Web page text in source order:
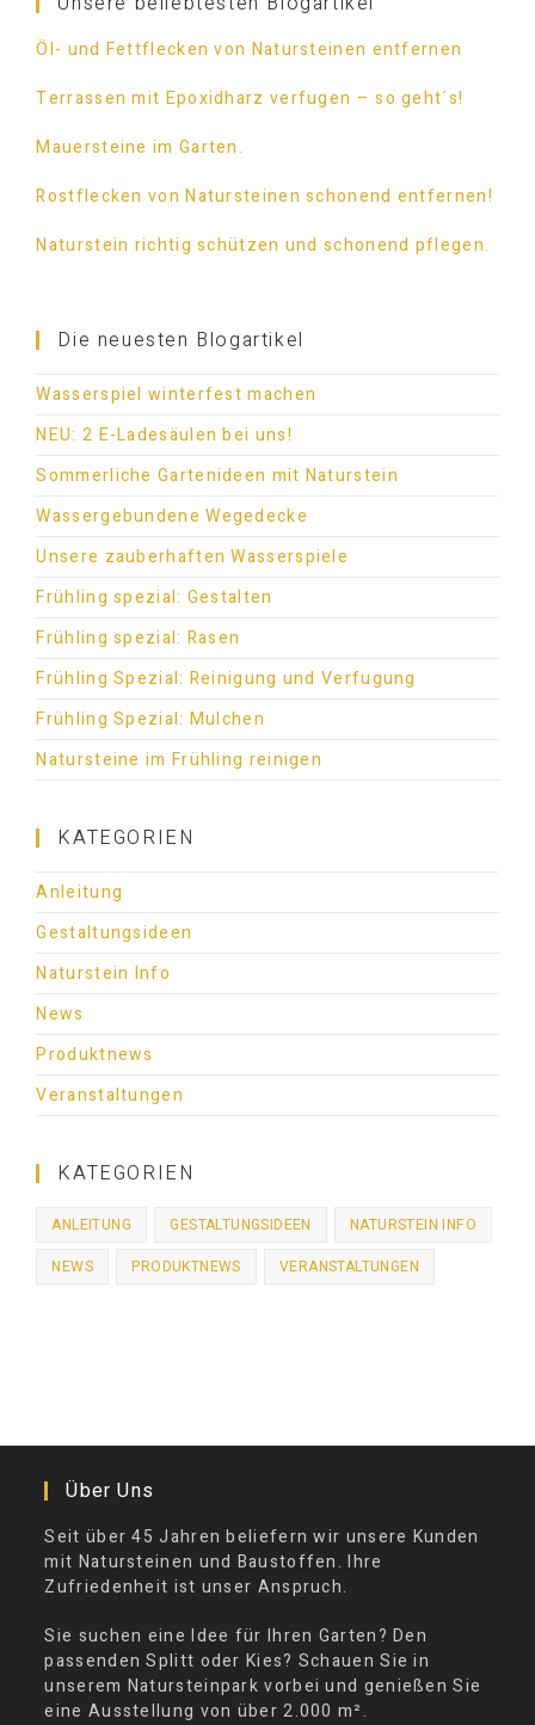
Öl- und Fettflecken von Natursteinen entfernen
Terrassen mit Epoxidharz verfugen – so geht´s!
Mauersteine im Garten.
Rostflecken von Natursteinen schonend entfernen!
Naturstein richtig schützen und schonend pflegen.
Die neuesten Blogartikel
Wasserspiel winterfest machen
NEU: 2 E-Ladesäulen bei uns!
Sommerliche Gartenideen mit Naturstein
Wassergebundene Wegedecke
Unsere zauberhaften Wasserspiele
Frühling spezial: Gestalten
Frühling spezial: Rasen
Frühling Spezial: Reinigung und Verfugung
Frühling Spezial: Mulchen
Natursteine im Frühling reinigen
KATEGORIEN
Anleitung
Gestaltungsideen
Naturstein Info
News
Produktnews
Veranstaltungen
KATEGORIEN
ANLEITUNG GESTALTUNGSIDEEN
NATURSTEIN INFO
NEWS
PRODUKTNEWS VERANSTALTUNGEN
Über Uns
Seit über 45 Jahren beliefern wir unsere Kunden
mit Natursteinen und Baustoffen. Ihre
Zufriedenheit ist unser Anspruch.
Sie suchen eine Idee für Ihren Garten? Den
passenden Splitt oder Kies? Schauen Sie in
unserem Natursteinpark vorbei und genießen Sie
eine Ausstellung von über 2.000 m².